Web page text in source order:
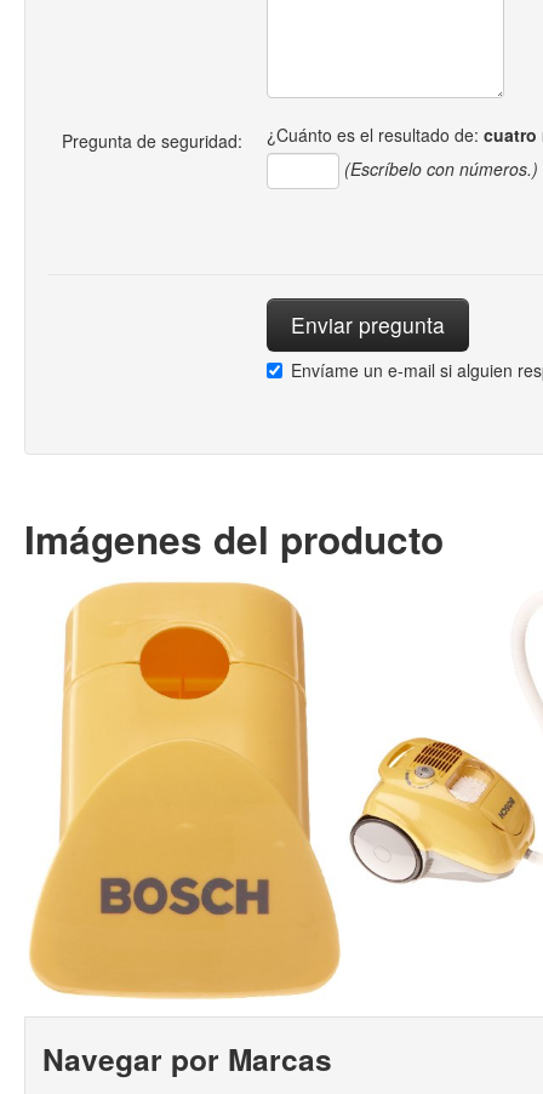
Pregunta de seguridad: ¿Cuánto es el resultado de: cuatro
(Escríbelo con números.)
Envíame un e-mail si alguien
Imágenes del producto
Navegar por Marcas